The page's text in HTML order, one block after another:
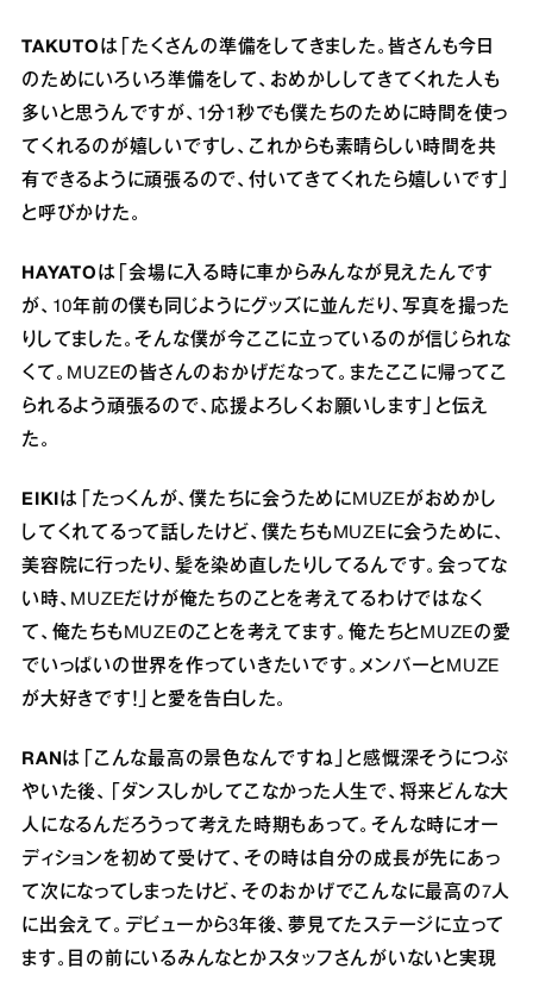
TAKUTO は「たくさんの準備をしてきました。皆さんも今日
のためにいろいろ準備をして、おめかししてきてくれた人も
多いと思うんですが、1分1秒でも僕たちのために時間を使っ
てくれるのが嬉しいですし、これからも素晴らしい時間を共
有できるように頑張るので、付いてきてくれたら嬉しいです」
と呼びかけた。
HAYATO は「会場に入る時に車からみんなが見えたんです
が、10年前の僕も同じようにグッズに並んだり、写真を撮った
りしてました。そんな僕が今ここに立っているのが信じられな
くて。MUZEの皆さんのおかげだなって。またここに帰ってこ
られるよう頑張るので、応援よろしくお願いします」と伝え
た。
EIKI は「たっくんが、僕たちに会うためにMUZEがおめかし
してくれてるって話したけど、僕たちもMUZEに会うために、
美容院に行ったり、髪を染め直したりしてるんです。会ってな
い時、MUZEだけが俺たちのことを考えてるわけではなく
て、俺たちもMUZEのことを考えてます。俺たちとMUZEの愛
でいっぱいの世界を作っていきたいです。メンバーとMUZE
が大好きです！」と愛を告白した。
RAN は「こんな最高の景色なんですね」と感慨深そうにつぶ
やいた後、「ダンスしかしてこなかった人生で、将来どんな大
人になるんだろうって考えた時期もあって。そんな時にオー
ディションを初めて受けて、その時は自分の成長が先にあっ
て次になってしまったけど、そのおかげでこんなに最高の7人
に出会えて。デビューから3年後、夢見てたステージに立って
ます。目の前にいるみんなとかスタッフさんがいないと実現